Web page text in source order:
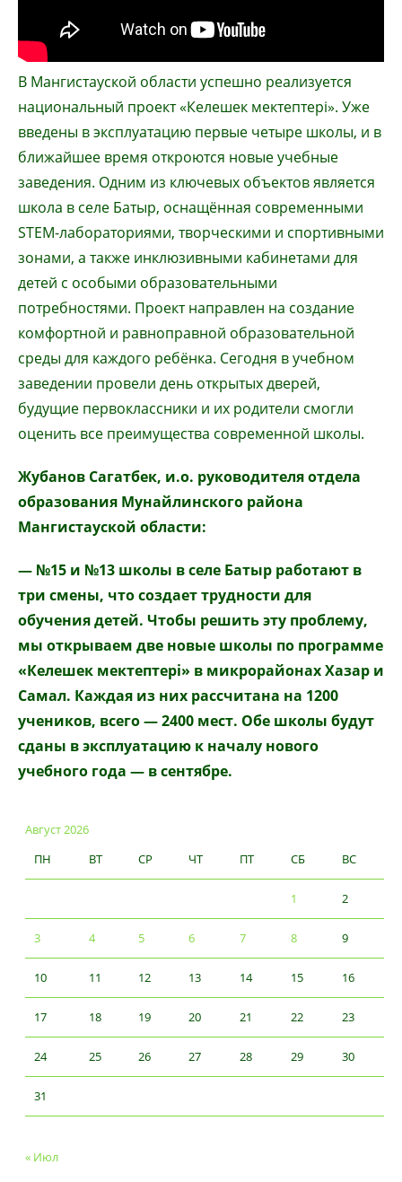
В Мангистауской области успешно реализуется
национальный проект «Келешек мектептері». Уже
введены в эксплуатацию первые четыре школы, и в
ближайшее время откроются новые учебные
заведения. Одним из ключевых объектов является
школа в селе Батыр, оснащённая современными
STEM-лабораториями, творческими и спортивными
зонами, а также инклюзивными кабинетами для
детей с особыми образовательными
потребностями. Проект направлен на создание
комфортной и равноправной образовательной
среды для каждого ребёнка. Сегодня в учебном
заведении провели день открытых дверей,
будущие первоклассники и их родители смогли
оценить все преимущества современной школы.
Жубанов Сагатбек, и.о. руководителя отдела
образования Мунайлинского района
Мангистауской области:
— №15 и №13 школы в селе Батыр работают в
три смены, что создает трудности для
обучения детей. Чтобы решить эту проблему,
мы открываем две новые школы по программе
«Келешек мектептері» в микрорайонах Хазар и
Самал. Каждая из них рассчитана на 1200
учеников, всего — 2400 мест. Обе школы будут
сданы в эксплуатацию к началу нового
учебного года — в сентябре.
Август 2026
ПН
ВТ СР ЧТ ПТ СБ ВС
1 2
3 4 5 6 7 8 9
10 11 12 13 14 15 16
17 18 19 20 21 22 23
24 25 26 27 28 29 30
31
« Июл